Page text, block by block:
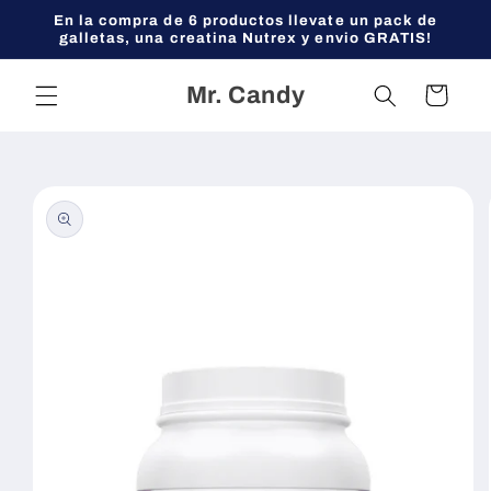
directamente
al contenido
En la compra de 6 productos llevate un pack de
galletas, una creatina Nutrex y envio GRATIS!
Mr. Candy Carrito
información